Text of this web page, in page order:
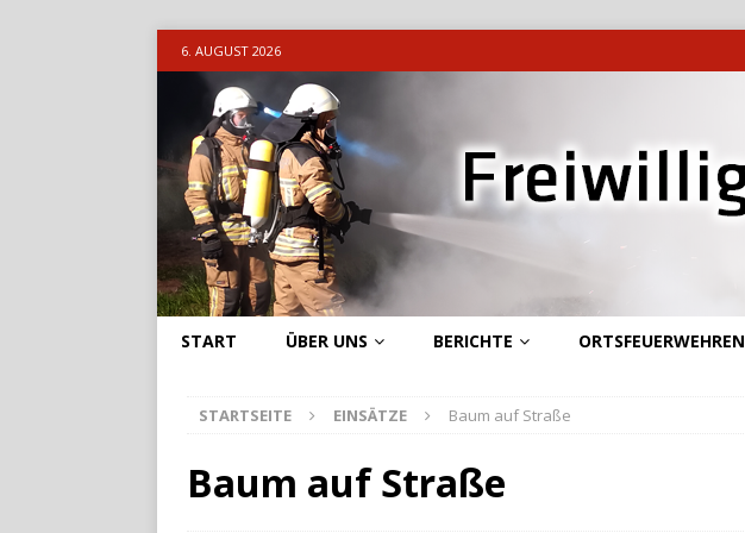
6. AUGUST 2026
START ÜBER UNS BERICHTE ORTSFEUERWEHREN
STARTSEITE EINSÄTZE Baum auf Straße
Baum auf Straße